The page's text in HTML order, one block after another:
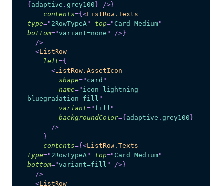
{ adaptive . grey100 } /> }
contents={ <ListRow.Texts
type=" 2RowTypeA" top=" Card Medium"
bottom="variant=none " /> }
/>
<ListRow
left={
<ListRow.AssetIcon
shape=" card "
name=" icon-lightning-
bluegradation-fill "
variant=" fill "
backgroundColor={ adaptive . grey100 }
/>
}
contents={ <ListRow.Texts
type=" 2RowTypeA" top=" Card Medium"
bottom="variant=fill " /> }
/>
<ListRow